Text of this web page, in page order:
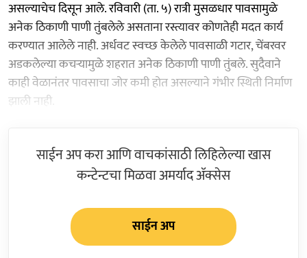
असल्याचेच दिसून आले. रविवारी (ता. ५) रात्री मुसळधार पावसामुळे
अनेक ठिकाणी पाणी तुंबलेले असताना रस्त्यावर कोणतेही मदत कार्य
करण्यात आलेले नाही. अर्धवट स्वच्छ केलेले पावसाळी गटार, चेंबरवर
अडकलेल्या कचऱ्यामुळे शहरात अनेक ठिकाणी पाणी तुंबले. सुदैवाने
काही वेळानंतर पावसाचा जोर कमी होत असल्याने गंभीर स्थिती निर्माण
झाली नाही.
साईन अप करा आणि वाचकांसाठी लिहिलेल्या खास
कन्टेन्टचा मिळवा अमर्याद ॲक्सेस
साईन अप